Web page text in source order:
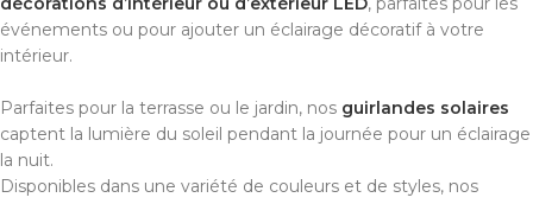
événements ou pour ajouter un éclairage décoratif à votre
intérieur.
Parfaites pour la terrasse ou le jardin, nos guirlandes solaires
captent la lumière du soleil pendant la journée pour un éclairage
la nuit.
Disponibles dans une variété de couleurs et de styles, nos